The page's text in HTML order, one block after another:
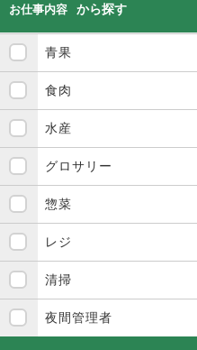
お仕事内容 から探す
青果
食肉
水産
グロサリー
惣菜
レジ
清掃
夜間管理者